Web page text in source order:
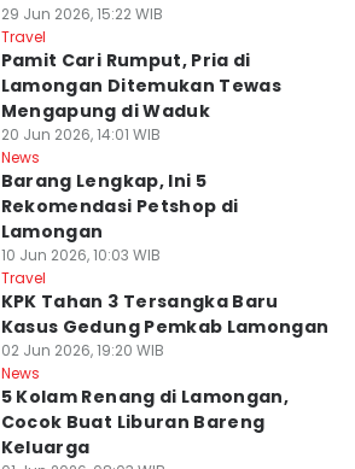
29 Jun 2026, 15:22 WIB
Travel
Pamit Cari Rumput, Pria di
Lamongan Ditemukan Tewas
Mengapung di Waduk
20 Jun 2026, 14:01 WIB
News
Barang Lengkap, Ini 5
Rekomendasi Petshop di
Lamongan
10 Jun 2026, 10:03 WIB
Travel
KPK Tahan 3 Tersangka Baru
Kasus Gedung Pemkab Lamongan
02 Jun 2026, 19:20 WIB
News
5 Kolam Renang di Lamongan,
Cocok Buat Liburan Bareng
Keluarga